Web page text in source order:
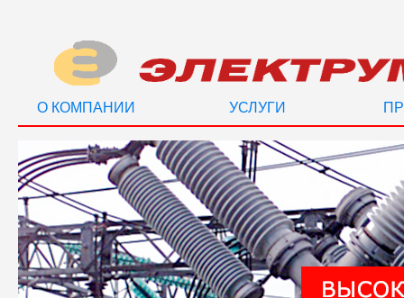
О КОМПАНИИ УСЛУГИ